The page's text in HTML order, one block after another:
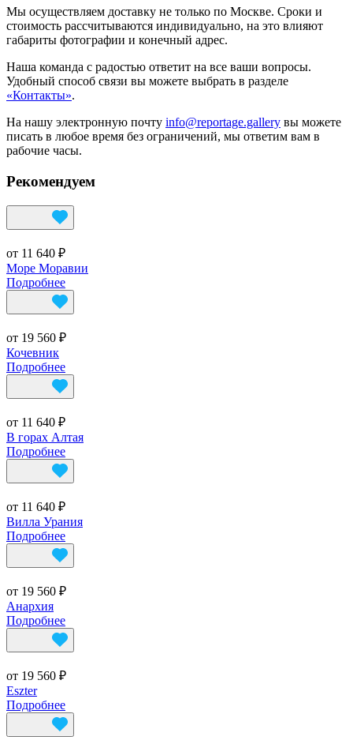
Мы осуществляем доставку не только по Москве. Сроки и
стоимость рассчитываются индивидуально, на это влияют
габариты фотографии и конечный адрес.
Наша команда с радостью ответит на все ваши вопросы.
Удобный способ связи вы можете выбрать в разделе
«Контакты».
На нашу электронную почту info@reportage.gallery вы можете
писать в любое время без ограничений, мы ответим вам в
рабочие часы.
Рекомендуем
от 11 640 ₽
Море Моравии
Подробнее
от 19 560 ₽
Кочевник
Подробнее
от 11 640 ₽
В горах Алтая
Подробнее
от 11 640 ₽
Вилла Урания
Подробнее
от 19 560 ₽
Анархия
Подробнее
от 19 560 ₽
Eszter
Подробнее